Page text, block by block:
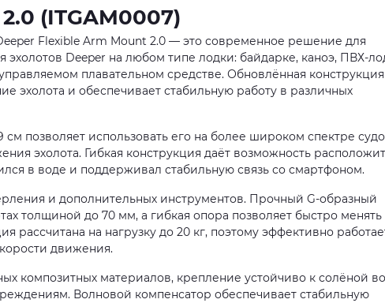
(ITGAM0007)
Flexible Arm Mount 2.0 — это современное решение для
эхолотов Deeper на любом типе лодки: байдарке, каноэ, ПВХ-
плавательном средстве. Обновлённая конструкция
эхолота и обеспечивает стабильную работу в различных
позволяет использовать его на более широком спектре
эхолота. Гибкая конструкция даёт возможность
в воде и поддерживал стабильную связь со смартфоном.
и дополнительных инструментов. Прочный G-образный
толщиной до 70 мм, а гибкая опора позволяет быстро менять
рассчитана на нагрузку до 20 кг, поэтому эффективно
движения.
композитных материалов, крепление устойчиво к солёной
Волновой компенсатор обеспечивает стабильную